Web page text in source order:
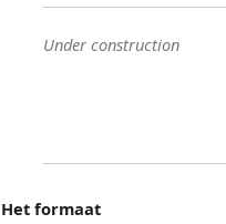
Under construction
Het formaat